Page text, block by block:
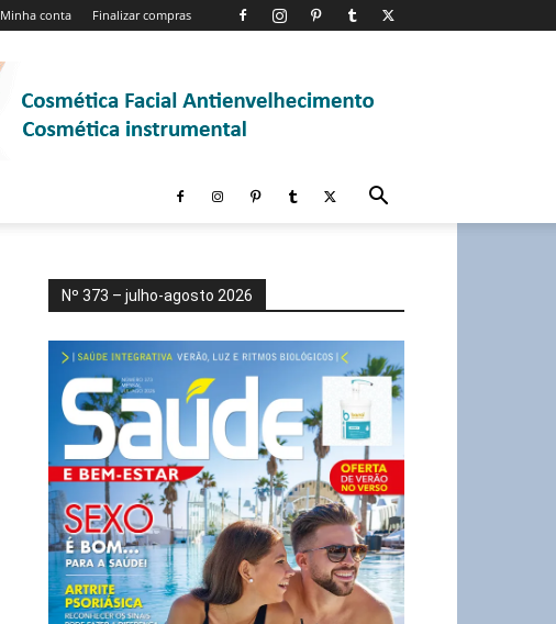
Minha conta Finalizar compras
Nº 373 – julho-agosto 2026